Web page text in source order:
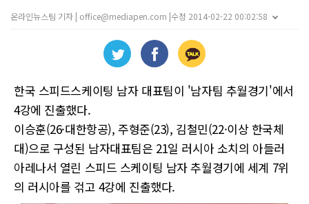
온라인뉴스팀 기자 | office@mediapen.com |수정 2014-02-22 00:02:58
한국 스피드스케이팅 남자 대표팀이 '남자팀 추월경기'에서
4강에 진출했다.
이승훈(26·대한항공), 주형준(23), 김철민(22·이상 한국체
대)으로 구성된 남자대표팀은 21일 러시아 소치의 아들러
아레나서 열린 스피드 스케이팅 남자 추월경기에 세계 7위
의 러시아를 걲고 4강에 진출했다.